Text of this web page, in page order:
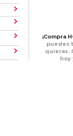
¡Compra
puedes
quieras.
hoy